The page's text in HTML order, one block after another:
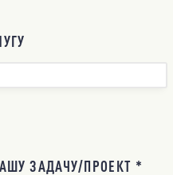
ЗАДАЧУ/ПРОЕКТ *